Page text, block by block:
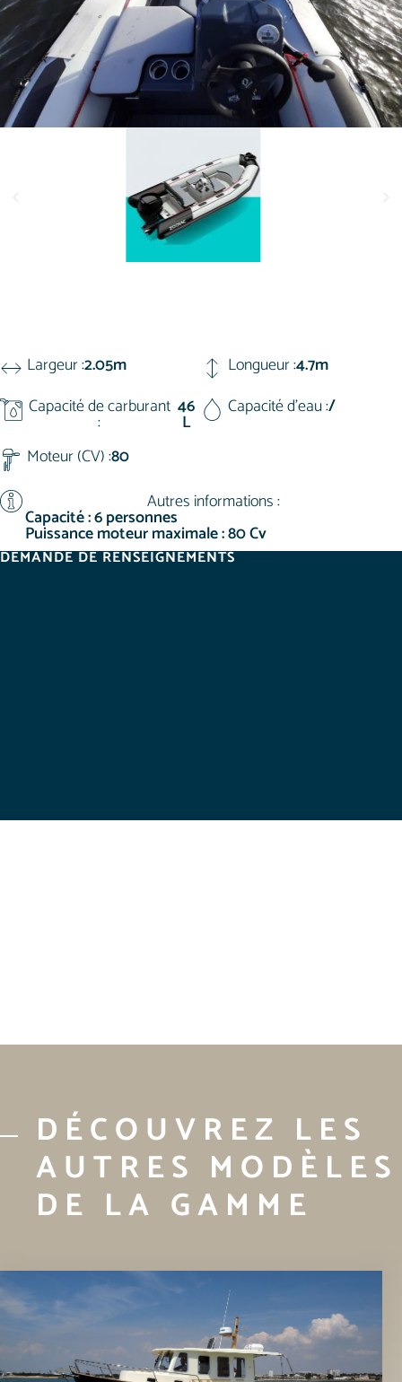
Largeur :2.05m Longueur :4.7m
Capacité de carburant
:
46
L
Capacité d'eau :/
Moteur (CV) :80
Autres informations :
Capacité : 6 personnes
Puissance moteur maximale : 80 Cv
DEMANDE DE RENSEIGNEMENTS
DÉCOUVREZ LES
AUTRES MODÈLES
DE LA GAMME